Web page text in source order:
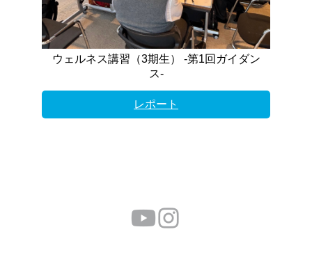
ウェルネス講習（3期生） -第1回ガイダン
ス-
レポート